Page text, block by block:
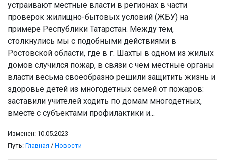
устраивают местные власти в регионах в части
проверок жилищно-бытовых условий (ЖБУ) на
примере Республики Татарстан. Между тем,
столкнулись мы с подобными действиями в
Ростовской области, где в г. Шахты в одном из жилых
домов случился пожар, в связи с чем местные органы
власти весьма своеобразно решили защитить жизнь и
здоровье детей из многодетных семей от пожаров:
заставили учителей ходить по домам многодетных,
вместе с субъектами профилактики и...
Изменен: 10.05.2023
Путь: Главная / Новости